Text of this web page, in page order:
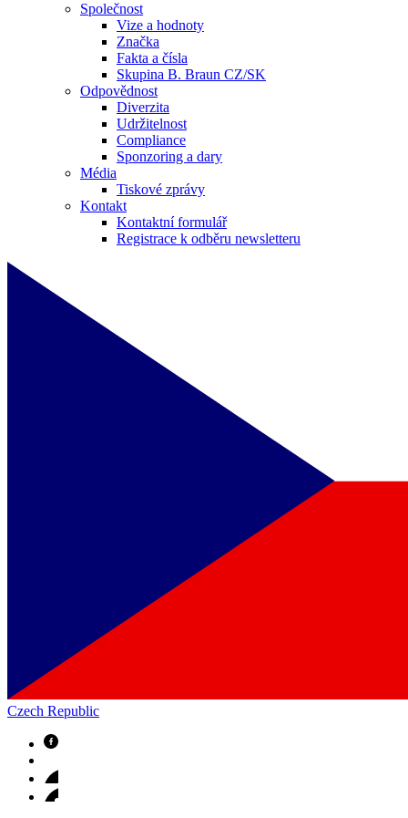
Společnost
Vize a hodnoty
Značka
Fakta a čísla
Skupina B. Braun CZ/SK
Odpovědnost
Diverzita
Udržitelnost
Compliance
Sponzoring a dary
Média
Tiskové zprávy
Kontakt
Kontaktní formulář
Registrace k odběru newsletteru
Czech Republic